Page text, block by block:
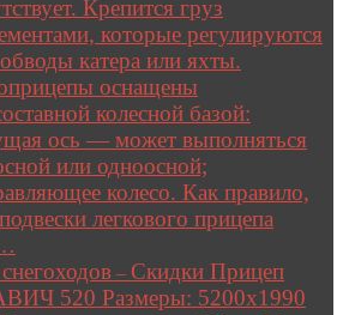
Крепится груз
которые регулируются
катера или яхты.
оснащены
колесной базой:
ось — может выполняться
или одноосной;
колесо. Как правило,
легкового прицепа
– Скидки Прицеп
520 Размеры: 5200х1990